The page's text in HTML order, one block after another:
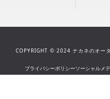
COPYRIGHT © 2024 ナカネのオー
プライバシーポリシーソーシャルメ